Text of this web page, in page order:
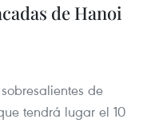
de Hanoi
de
tendrá lugar el 10